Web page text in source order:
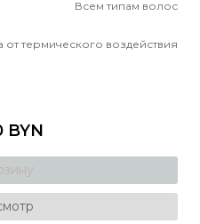
Всем типам волос
термического воздействия
BYN